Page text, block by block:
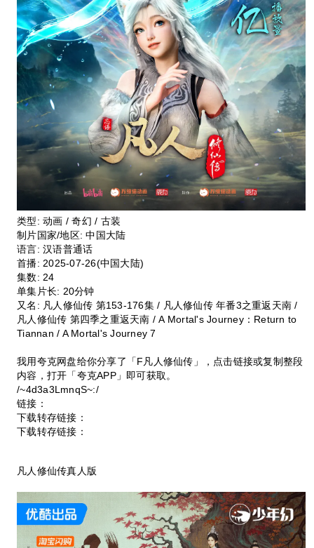
类型: 动画 / 奇幻 / 古装
制片国家/地区: 中国大陆
语言: 汉语普通话
首播: 2025-07-26(中国大陆)
集数: 24
单集片长: 20分钟
又名: 凡人修仙传 第153-176集 / 凡人修仙传 年番3之重返天南 /
凡人修仙传 第四季之重返天南 / A Mortal's Journey：Return to
Tiannan / A Mortal's Journey 7
我用夸克网盘给你分享了「F凡人修仙传」，点击链接或复制整段
内容，打开「夸克APP」即可获取。
/~4d3a3LmnqS~:/
链接：
下载转存链接：
下载转存链接：
凡人修仙传真人版